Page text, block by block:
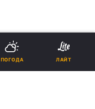
ПОГОДА ЛАЙТ